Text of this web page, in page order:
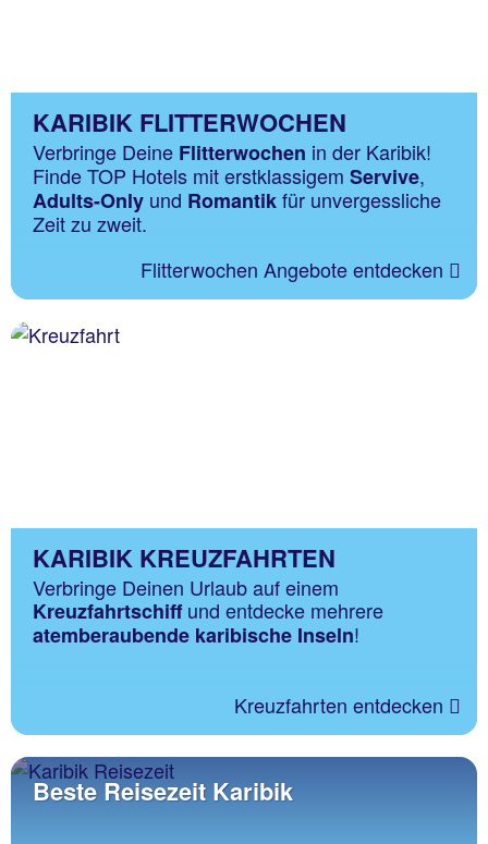
KARIBIK FLITTERWOCHEN
Verbringe Deine Flitterwochen in der Karibik!
Finde TOP Hotels mit erstklassigem Servive,
Adults-Only und Romantikfür unvergessliche
Zeit zu zweit.
Flitterwochen Angebote entdecken
KARIBIK KREUZFAHRTEN
Verbringe Deinen Urlaub auf einem
Kreuzfahrtschiffund entdecke mehrere
atemberaubende karibische Inseln!
Kreuzfahrten entdecken
Beste Reisezeit Karibik